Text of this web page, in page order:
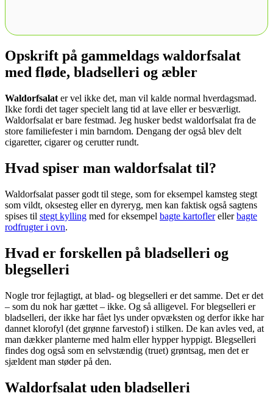
Opskrift på gammeldags waldorfsalat
med fløde, bladselleri og æbler
Waldorfsalat er vel ikke det, man vil kalde normal hverdagsmad.
Ikke fordi det tager specielt lang tid at lave eller er besværligt.
Waldorfsalat er bare festmad. Jeg husker bedst waldorfsalat fra de
store familiefester i min barndom. Dengang der også blev delt
cigaretter, cigarer og cerutter rundt.
Hvad spiser man waldorfsalat til?
Waldorfsalat passer godt til stege, som for eksempel kamsteg stegt
som vildt, oksesteg eller en dyreryg, men kan faktisk også sagtens
spises til stegt kylling med for eksempel bagte kartoflerellerbagte
rodfrugter i ovn.
Hvad er forskellen på bladselleri og
blegselleri
Nogle tror fejlagtigt, at blad- og blegselleri er det samme. Det er det
– som du nok har gættet – ikke. Og så alligevel. For blegselleri er
bladselleri, der ikke har fået lys under opvæksten og derfor ikke har
dannet klorofyl (det grønne farvestof) i stilken. De kan avles ved, at
man dækker planterne med halm eller hypper hyppigt. Blegselleri
findes dog også som en selvstændig (truet) grøntsag, men det er
sjældent man støder på den.
Waldorfsalat uden bladselleri